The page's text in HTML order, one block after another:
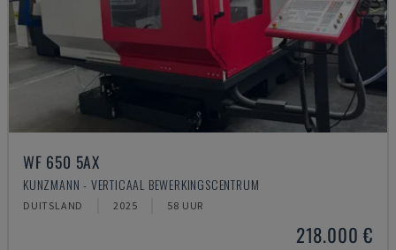
WF 650 5AX
KUNZMANN - VERTICAAL BEWERKINGSCENTRUM
DUITSLAND 2025 58 UUR
218.000 €